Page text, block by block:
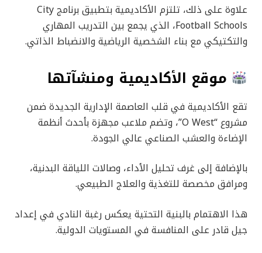
علاوة على ذلك، تلتزم الأكاديمية بتطبيق برنامج City
Football Schools، الذي يجمع بين التدريب المهاري
والتكتيكي مع بناء الشخصية الرياضية والانضباط الذاتي.
موقع الأكاديمية ومنشآتها
تقع الأكاديمية في قلب العاصمة الإدارية الجديدة ضمن
مشروع “O West”، وتضم ملاعب مجهزة بأحدث أنظمة
الإضاءة والعشب الصناعي عالي الجودة.
بالإضافة إلى غرف تحليل الأداء، وصالات اللياقة البدنية،
ومرافق مخصصة للتغذية والعلاج الطبيعي.
هذا الاهتمام بالبنية التحتية يعكس رغبة النادي في إعداد
جيل قادر على المنافسة في المستويات الدولية.